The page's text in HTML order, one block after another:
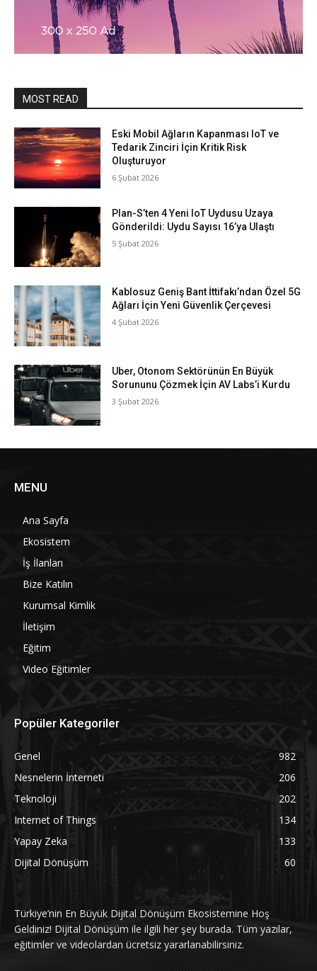
MOST READ
Eski Mobil Ağların Kapanması IoT ve
Tedarik Zinciri İçin Kritik Risk
Oluşturuyor
6 Şubat 2026
Plan-S’ten 4 Yeni IoT Uydusu Uzaya
Gönderildi: Uydu Sayısı 16’ya Ulaştı
5 Şubat 2026
Kablosuz Geniş Bant İttifakı’ndan Özel 5G
Ağları İçin Yeni Güvenlik Çerçevesi
4 Şubat 2026
Uber, Otonom Sektörünün En Büyük
Sorununu Çözmek İçin AV Labs’i Kurdu
3 Şubat 2026
MENU
Ana Sayfa
Ekosistem
İş İlanları
Bize Katılın
Kurumsal Kimlik
İletişim
Eğitim
Video Eğitimler
Popüler Kategoriler
Genel
982
Nesnelerin İnterneti
206
Teknoloji
202
Internet of Things
134
Yapay Zeka
133
Dijital Dönüşüm
60
Türkiye’nin En Büyük Dijital Dönüşüm Ekosistemine Hoş
Geldiniz! Dijital Dönüşüm ile ilgili her şey burada. Tüm yazılar,
eğitimler ve videolardan ücretsiz yararlanabilirsiniz.